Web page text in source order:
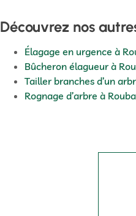
Découvrez nos
Élagage en urgence à
Bûcheron élagueur à
Tailler branches d’un
Rognage d’arbre à